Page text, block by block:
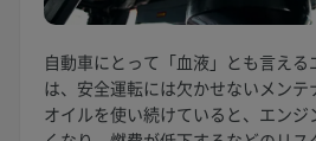
自動車にとって「血液」とも言え
は、安全運転には欠かせないメン
オイルを使い続けていると、エン